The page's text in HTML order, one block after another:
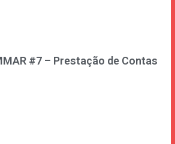
#7 – Prestação de Contas